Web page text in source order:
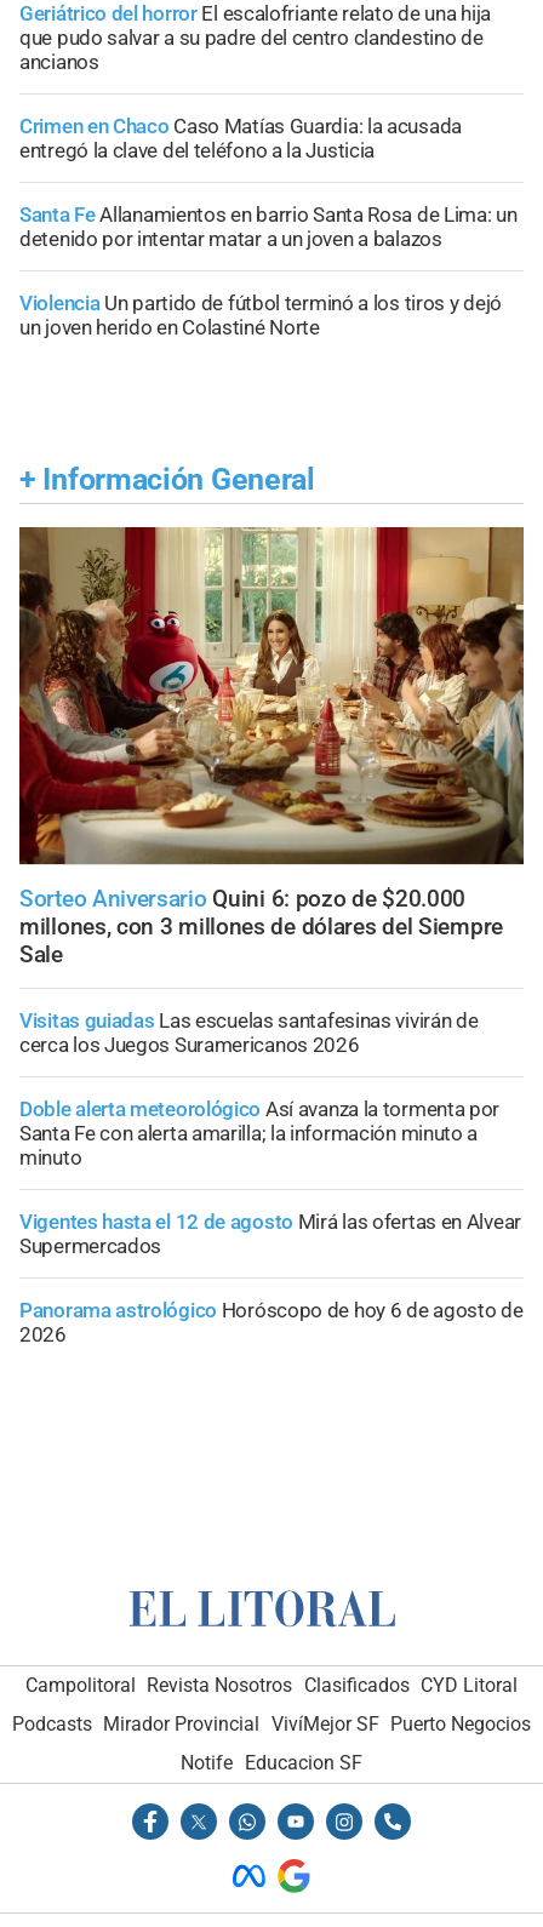
Geriátrico del horror El escalofriante relato de una hija
que pudo salvar a su padre del centro clandestino de
ancianos
Crimen en Chaco Caso Matías Guardia: la acusada
entregó la clave del teléfono a la Justicia
Santa FeAllanamientos en barrio Santa Rosa de Lima: un
detenido por intentar matar a un joven a balazos
Violencia Un partido de fútbol terminó a los tiros y dejó
un joven herido en Colastiné Norte
+ Información General
Sorteo Aniversario Quini 6: pozo de $20.000
millones, con 3 millones de dólares del Siempre
Sale
Visitas guiadas Las escuelas santafesinas vivirán de
cerca los Juegos Suramericanos 2026
Doble alerta meteorológico Así avanza la tormenta por
Santa Fe con alerta amarilla; la información minuto a
minuto
Vigentes hasta el 12 de agosto Mirá las ofertas en Alvear
Supermercados
Panorama astrológico Horóscopo de hoy 6 de agosto de
2026
Campolitoral Revista Nosotros Clasificados CYD Litoral
Podcasts Mirador Provincial VivíMejor SF Puerto Negocios
Notife Educacion SF